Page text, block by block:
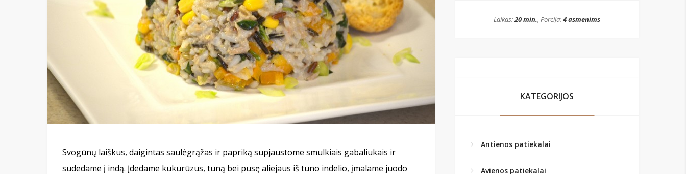
Svogūnų laiškus, daigintas saulėgrąžas ir papriką supjaustome smulkiais gabaliukais ir
sudedame į indą. Įdedame kukurūzus, tuną bei pusę aliejaus iš tuno indelio, įmalame juodo
Laikas:20 min., Porcija:4 asmenims
KATEGORIJOS
Antienos patiekalai
Avienos patiekalai